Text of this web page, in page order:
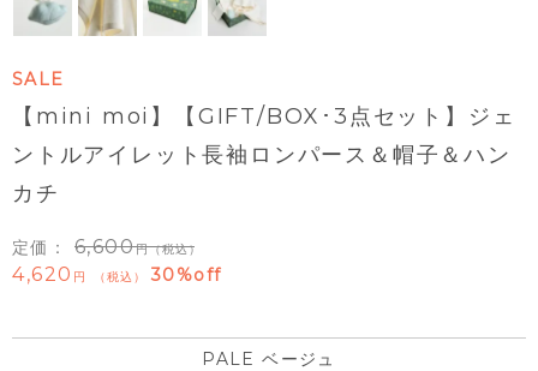
SALE
【mini moi】【GIFT/BOX･3点セット】ジェ
ントルアイレット長袖ロンパース＆帽子＆ハン
カチ
定価： 6,600 （税込）
4,620 税込 30%off
PALE ベージュ